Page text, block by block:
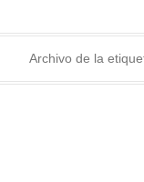
Archivo de la